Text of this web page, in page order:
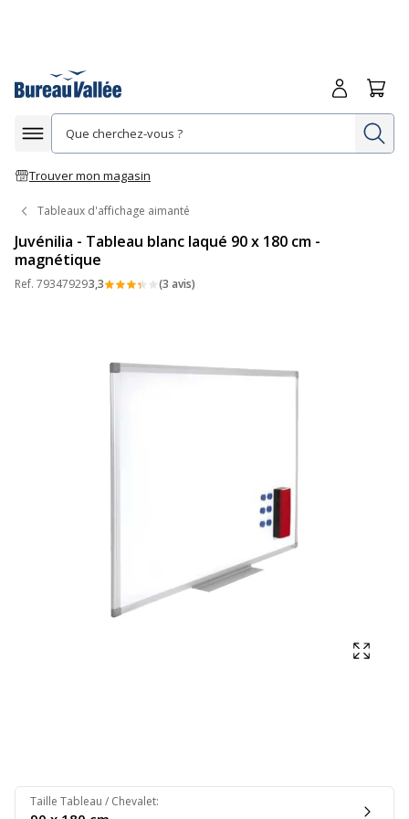
Afficher la navigation
Trouver mon magasin
Me
Tableaux d'affichage aimanté
Juvénilia - Tableau blanc laqué 90 x 180 cm -
magnétique
Ref. 793479293,3 (3 avis)
Taille Tableau / Chevalet: